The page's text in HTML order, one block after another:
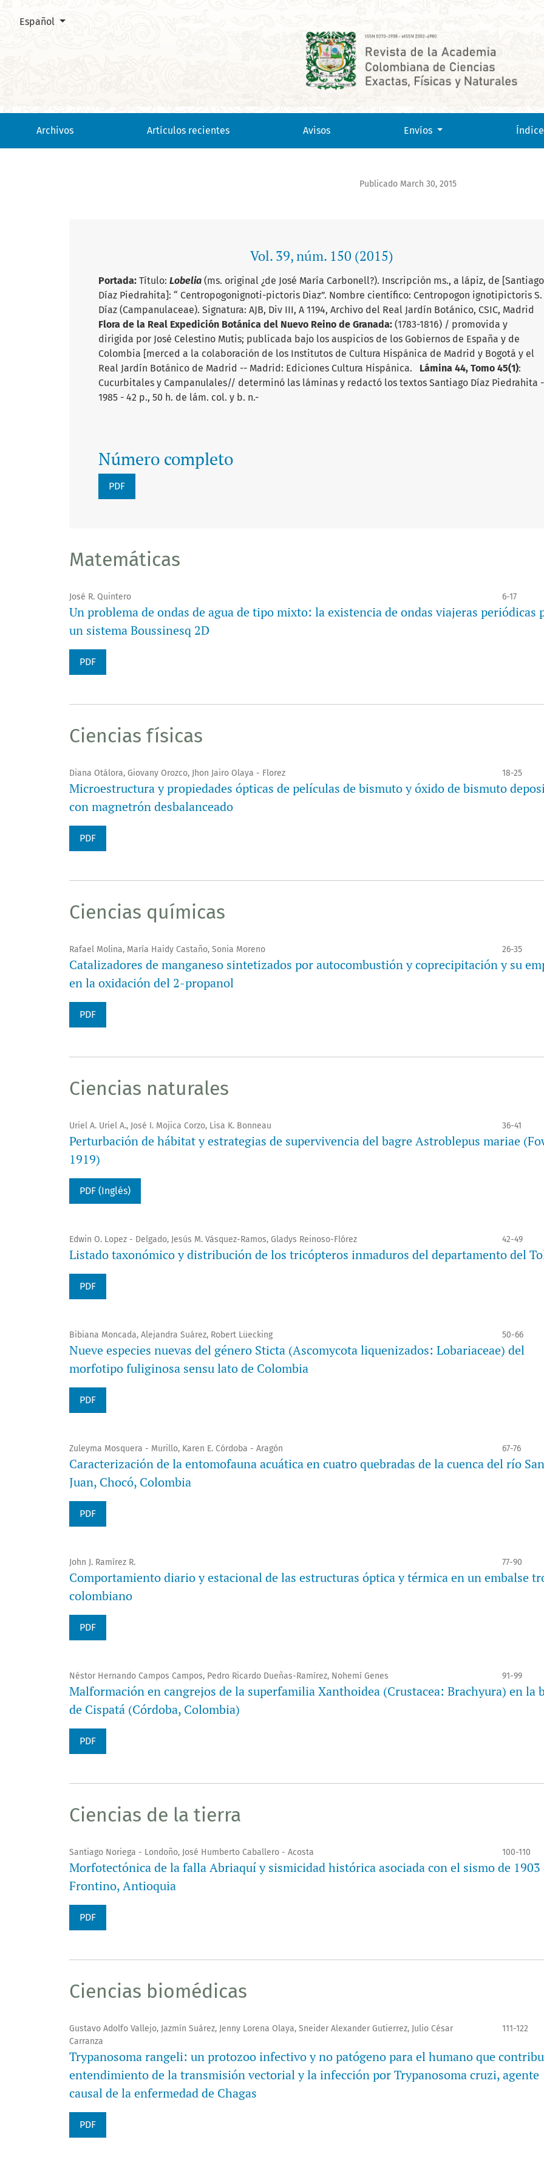
Vol. 39, núm. 150 (2015)
Archivos Artículos recientes Avisos Envíos
Cambiar el idioma. El actual es:
Español
Publicado March 30, 2015
Vol. 39, núm. 150 (2015)
Portada: Título: Lobelia (ms. original ¿de José María Carbonell?). Inscripción ms., a lápiz, de [Santiago
Díaz Piedrahita]: “ Centropogonignoti-pictoris Diaz”. Nombre científico: Centropogon ignotipictoris S.
Díaz (Campanulaceae). Signatura: AJB, Div III, A 1194, Archivo del Real Jardín Botánico, CSIC, Madrid
Flora de la Real Expedición Botánica del Nuevo Reino de Granada: (1783-1816) / promovida y
dirigida por José Celestino Mutis; publicada bajo los auspicios de los Gobiernos de España y de
Colombia [merced a la colaboración de los Institutos de Cultura Hispánica de Madrid y Bogotá y el
Real Jardín Botánico de Madrid -- Madrid: Ediciones Cultura Hispánica. Lámina 44, Tomo 45(1):
Cucurbitales y Campanulales// determinó las láminas y redactó los textos Santiago Díaz Piedrahita -
1985 - 42 p., 50 h. de lám. col. y b. n.-
Número completo
PDF
Matemáticas
José R. Quintero 6-17
Un problema de ondas de agua de tipo mixto: la existencia de ondas viajeras periódicas
un sistema Boussinesq 2D
PDF
Ciencias físicas
Diana Otálora, Giovany Orozco, Jhon Jairo Olaya - Florez 18-25
Microestructura y propiedades ópticas de películas de bismuto y óxido de bismuto
con magnetrón desbalanceado
PDF
Ciencias químicas
Rafael Molina, María Haidy Castaño, Sonia Moreno 26-35
Catalizadores de manganeso sintetizados por autocombustión y coprecipitación y su
en la oxidación del 2-propanol
PDF
Ciencias naturales
Uriel A. Uriel A., José I. Mojica Corzo, Lisa K. Bonneau 36-41
Perturbación de hábitat y estrategias de supervivencia del bagre Astroblepus mariae
1919)
PDF (Inglés)
Edwin O. Lopez - Delgado, Jesús M. Vásquez-Ramos, Gladys Reinoso-Flórez 42-49
Listado taxonómico y distribución de los tricópteros inmaduros del departamento del
PDF
Bibiana Moncada, Alejandra Suárez, Robert Lüecking 50-66
Nueve especies nuevas del género Sticta (Ascomycota liquenizados: Lobariaceae) del
morfotipo fuliginosa sensu lato de Colombia
PDF
Zuleyma Mosquera - Murillo, Karen E. Córdoba - Aragón 67-76
Caracterización de la entomofauna acuática en cuatro quebradas de la cuenca del río San
Juan, Chocó, Colombia
PDF
John J. Ramírez R. 77-90
Comportamiento diario y estacional de las estructuras óptica y térmica en un embalse
colombiano
PDF
Néstor Hernando Campos Campos, Pedro Ricardo Dueñas-Ramírez, Nohemí Genes 91-99
Malformación en cangrejos de la superfamilia Xanthoidea (Crustacea: Brachyura) en la
de Cispatá (Córdoba, Colombia)
PDF
Ciencias de la tierra
Santiago Noriega - Londoño, José Humberto Caballero - Acosta 100-110
Morfotectónica de la falla Abriaquí y sismicidad histórica asociada con el sismo de 1903
Frontino, Antioquia
PDF
Ciencias biomédicas
Gustavo Adolfo Vallejo, Jazmín Suárez, Jenny Lorena Olaya, Sneider Alexander Gutierrez, Julio César
Carranza
111-122
Trypanosoma rangeli: un protozoo infectivo y no patógeno para el humano que
entendimiento de la transmisión vectorial y la infección por Trypanosoma cruzi, agente
causal de la enfermedad de Chagas
PDF